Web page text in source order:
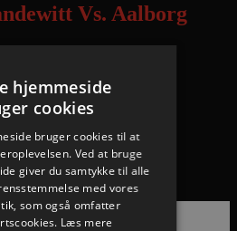
Vs. Aalborg
Vs. Aalborg
hjemmeside
cookies
bruger cookies til at
Ved at bruge
giver du samtykke til alle
med vores
som også omfatter
Læs mere